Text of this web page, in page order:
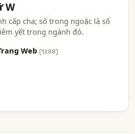
W
cấp cha; số trong ngoặc là số
yết trong ngành đó.
Web (1298)